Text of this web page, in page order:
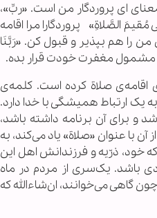
به معنای ای پروردگار من است. «ربِّ»،
الصَّلاةِ» پروردگارا مرا اقامه
من را هم بپذیر و قبول کن. «رَبَّنَا
مشمول مغفرت خودت قرار بده.
اقامه‌ی صلاة کرده است. کلمه‌ی
به یک ارتباط همیشگی با خدا دارد.
و برای آن برنامه داشته باشد،
با عنوان «صلاة» یاد می‌کند، به
خود، ذرّیه و فرزندانش اهل این
باشد. یک‌سری از مردم در ماه
گاهی می‌خوانند، ان‌شاءالله که